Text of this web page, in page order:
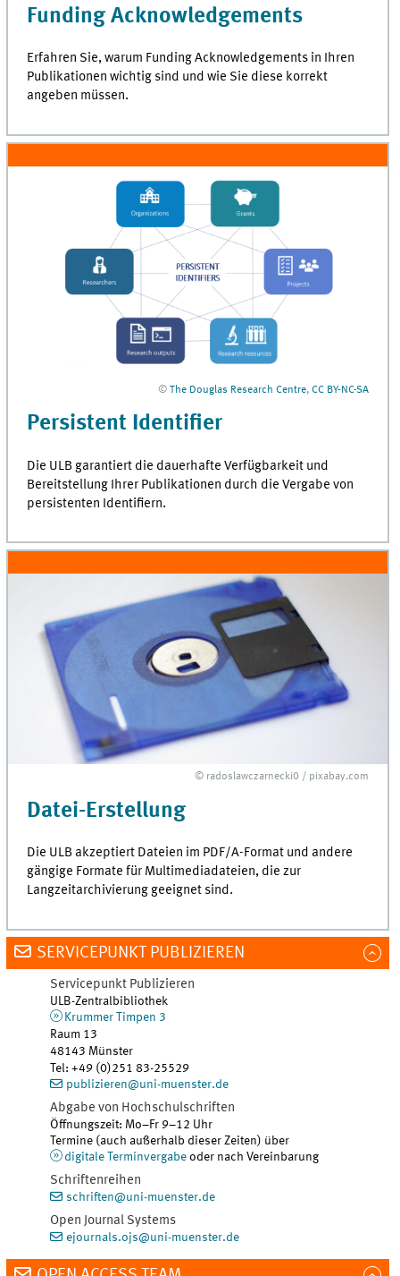
Funding Acknowledgements
Erfahren Sie, warum Funding Acknowledgements in Ihren
Publikationen wichtig sind und wie Sie diese korrekt
angeben müssen.
©The Douglas Research Centre,CC BY-NC-SA
Persistent Identifier
Die ULB garantiert die dauerhafte Verfügbarkeit und
Bereitstellung Ihrer Publikationen durch die Vergabe von
persistenten Identifiern.
© radoslawczarnecki0 / pixabay.com
Datei-Erstellung
Die ULB akzeptiert Dateien im PDF/A-Format und andere
gängige Formate für Multimediadateien, die zur
Langzeitarchivierung geeignet sind.
SERVICEPUNKT PUBLIZIEREN
Servicepunkt Publizieren
ULB-Zentralbibliothek
Krummer Timpen 3
Raum 13
48143 Münster
Tel:+49 (0)251 83-25529
publizieren@uni-muenster.de
Abgabe von Hochschulschriften
Öffnungszeit: Mo–Fr 9–12 Uhr
Termine (auch außerhalb dieser Zeiten) über
digitale Terminvergabeoder nach Vereinbarung
Schriftenreihen
schriften@uni-muenster.de
Open Journal Systems
ejournals.ojs@uni-muenster.de